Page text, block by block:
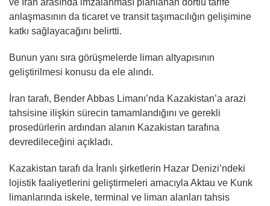
ve İran arasında imzalanması planlanan dörtlü tarife
anlaşmasının da ticaret ve transit taşımacılığın gelişimine
katkı sağlayacağını belirtti.
Bunun yanı sıra görüşmelerde liman altyapısının
geliştirilmesi konusu da ele alındı.
İran tarafı, Bender Abbas Limanı’nda Kazakistan’a arazi
tahsisine ilişkin sürecin tamamlandığını ve gerekli
prosedürlerin ardından alanın Kazakistan tarafına
devredileceğini açıkladı.
Kazakistan tarafı da İranlı şirketlerin Hazar Denizi’ndeki
lojistik faaliyetlerini geliştirmeleri amacıyla Aktau ve Kurık
limanlarında iskele, terminal ve liman alanları tahsis